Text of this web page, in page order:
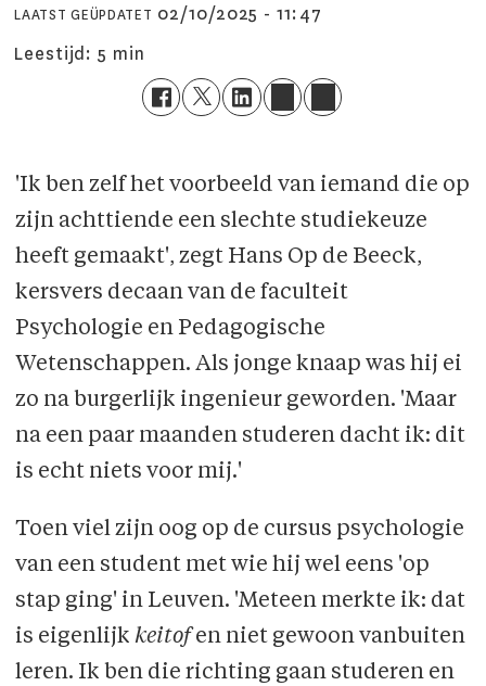
LAATST GEÜPDATET
02/10/2025 - 11:47
Leestijd:5 min
'Ik ben zelf het voorbeeld van iemand die op
zijn achttiende een slechte studiekeuze
heeft gemaakt', zegt Hans Op de Beeck,
kersvers decaan van de faculteit
Psychologie en Peda­go­gische
Wetenschappen. Als jonge knaap was hij ei
zo na burgerlijk ingenieur geworden. 'Maar
na een paar maanden studeren dacht ik: dit
is echt niets voor mij.'
Toen viel zijn oog op de cursus psychologie
van een student met wie hij wel eens 'op
stap ging' in Leuven. 'Meteen merkte ik: dat
is eigenlijk keitof en niet gewoon vanbuiten
leren. Ik ben die richting gaan stu­deren en